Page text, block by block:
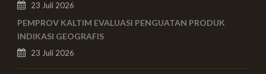
23 Juli 2026
PEMPROV KALTIM EVALUASI PENGUATAN PRODUK
INDIKASI GEOGRAFIS
23 Juli 2026